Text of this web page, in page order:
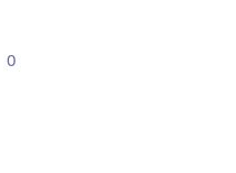
0